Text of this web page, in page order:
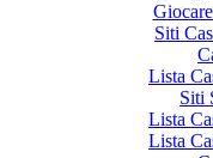
Siti
Lista
Siti
Lista
Lista